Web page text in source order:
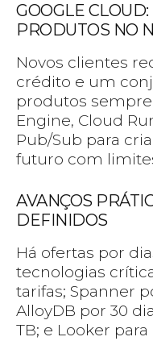
GOOGLE
PRODUTOS NO
Novos clientes
crédito e um
produtos
Engine, Cloud
Pub/Sub para
futuro com
AVANÇOS
DEFINIDOS
Há ofertas por
tecnologias
tarifas; Spanner
AlloyDB por 30
TB; e Looker